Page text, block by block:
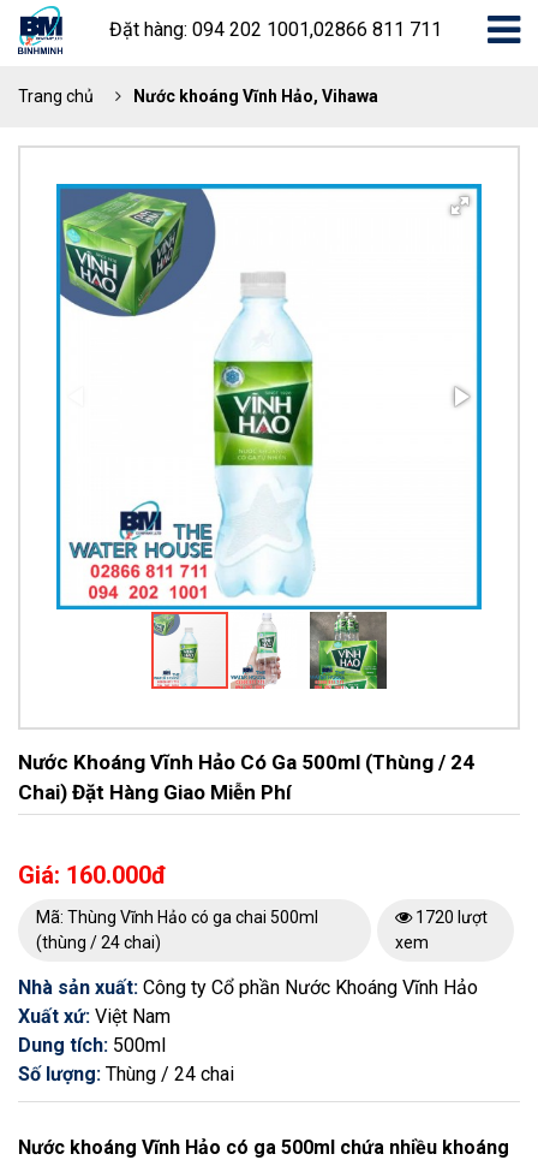
Đặt hàng: 094 202 1001,02866 811 711
Trang chủ Nước khoáng Vĩnh Hảo, Vihawa
Nước Khoáng Vĩnh Hảo Có Ga 500ml (Thùng / 24
Chai) Đặt Hàng Giao Miễn Phí
Giá: 160.000đ
Mã: Thùng Vĩnh Hảo có ga chai 500ml
(thùng / 24 chai)
1720 lượt
xem
Nhà sản xuất: Công ty Cổ phần Nước Khoáng Vĩnh Hảo
Xuất xứ: Việt Nam
Dung tích: 500ml
Số lượng: Thùng / 24 chai
Nước khoáng Vĩnh Hảo có ga 500ml chứa nhiều khoáng